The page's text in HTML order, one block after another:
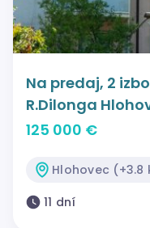
Na predaj, 2
R.Dilonga
125 000 €
Hlohovec (+3.8
11 dní